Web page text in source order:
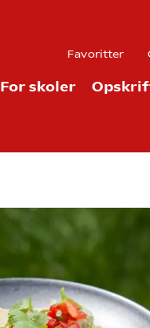
Favoritter
For skoler